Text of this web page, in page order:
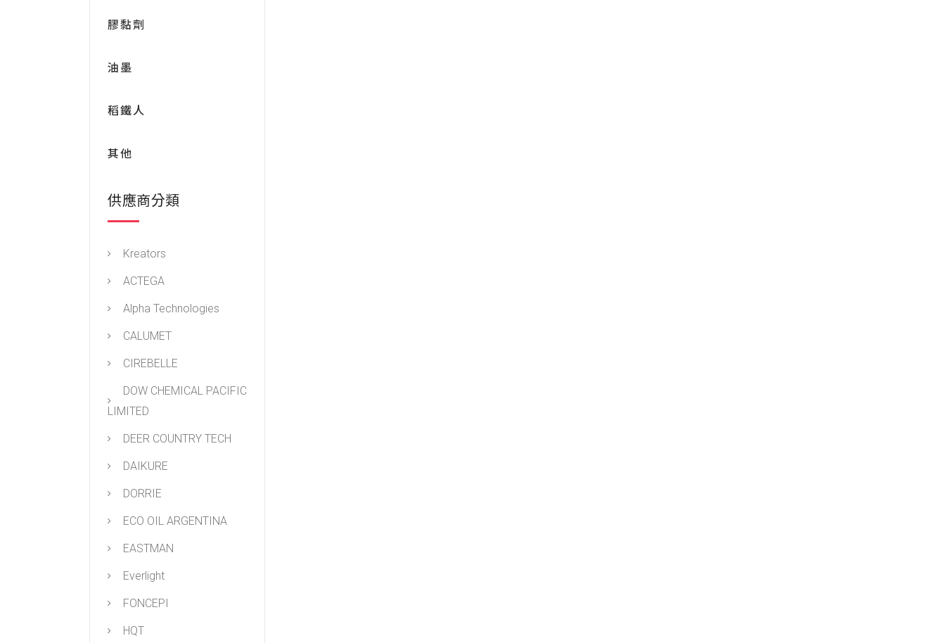
膠黏劑
油墨
稻鐵人
其他
供應商分類
Kreators
ACTEGA
Alpha Technologies
CALUMET
CIREBELLE
DOW CHEMICAL PACIFIC
LIMITED
DEER COUNTRY TECH
DAIKURE
DORRIE
ECO OIL ARGENTINA
EASTMAN
Everlight
FONCEPI
HQT